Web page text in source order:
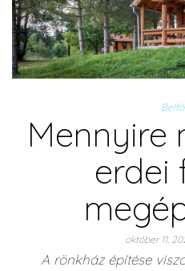
Mennyire
erdei
október 11,
A rönkház építése